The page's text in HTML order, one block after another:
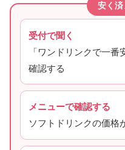
安く済
受付で聞く
「ワンドリンクで一
確認する
メニューで確認する
ソフトドリンクの価格